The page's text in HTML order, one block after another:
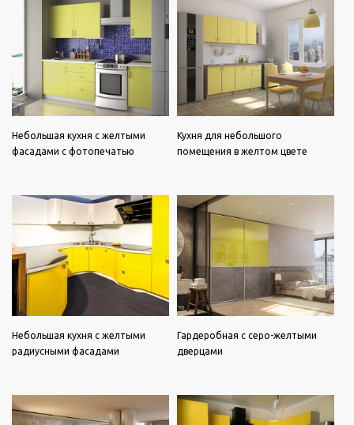
Небольшая кухня с желтыми
фасадами с фотопечатью
Кухня для небольшого
помещения в желтом цвете
Небольшая кухня с желтыми
радиусными фасадами
Гардеробная с серо-желтыми
дверцами